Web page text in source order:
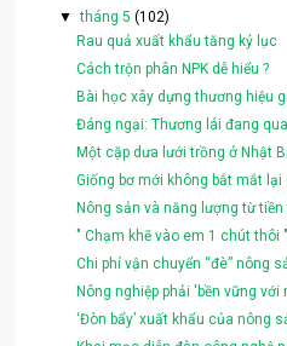
▼tháng 5 (102)
Rau quả xuất khẩu tăng kỷ lục
Cách trộn phân NPK dễ hiểu ?
Bài học xây dựng thương hiệu
Đáng ngại: Thương lái đang
Một cặp dưa lưới trồng ở Nhật
Giống bơ mới không bắt mắt
Nông sản và năng lượng từ
" Chạm khẽ vào em 1 chút thôi "
Chi phí vận chuyển “đè” nông
Nông nghiệp phải 'bền vững với
‘Đòn bẩy’ xuất khẩu của nông